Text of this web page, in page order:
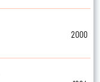
2000